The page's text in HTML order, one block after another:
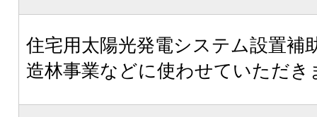
住宅用太陽光発電システム設置補
造林事業などに使わせていただき